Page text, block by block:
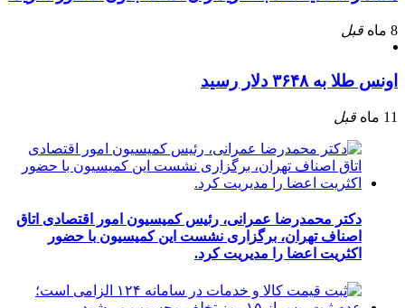
8 ماه قبل
اونس طلا به ۳۶۴۸ دلار رسید
11 ماه قبل
دکتر محمدرضا عمرانی، رئیس کمیسیون امور اقتصادی اتاق
اصناف تهران، برگزاری نشست این کمیسیون با حضور
اکثریت اعضا را مدیریت کرد.